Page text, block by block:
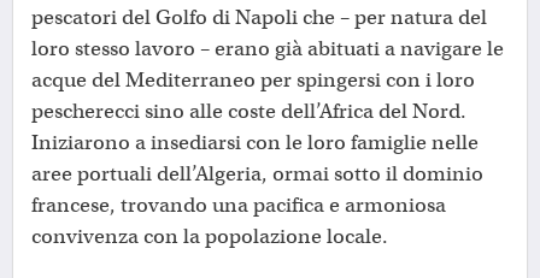
pescatori del Golfo di Napoli che – per natura del
loro stesso lavoro – erano già abituati a navigare le
acque del Mediterraneo per spingersi con i loro
pescherecci sino alle coste dell’Africa del Nord.
Iniziarono a insediarsi con le loro famiglie nelle
aree portuali dell’Algeria, ormai sotto il dominio
francese, trovando una pacifica e armoniosa
convivenza con la popolazione locale.